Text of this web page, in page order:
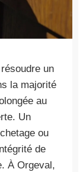
un
la majorité
au
Un
ou
de
À Orgeval,